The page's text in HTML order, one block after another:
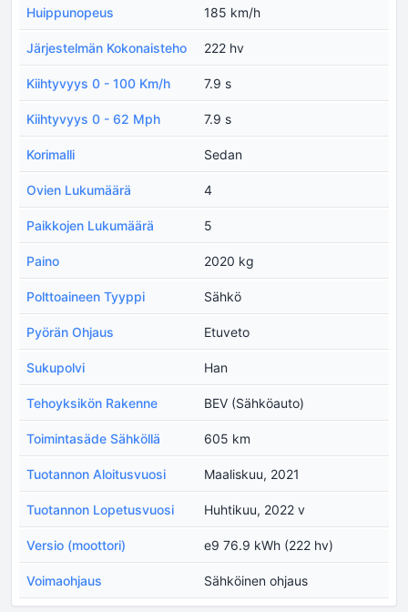
Huippunopeus 185 km/h
Järjestelmän Kokonaisteho 222 hv
Kiihtyvyys 0 - 100 Km/h 7.9 s
Kiihtyvyys 0 - 62 Mph 7.9 s
Korimalli Sedan
Ovien Lukumäärä 4
Paikkojen Lukumäärä 5
Paino 2020 kg
Polttoaineen Tyyppi Sähkö
Pyörän Ohjaus Etuveto
Sukupolvi Han
Tehoyksikön Rakenne BEV (Sähköauto)
Toimintasäde Sähköllä 605 km
Tuotannon Aloitusvuosi Maaliskuu, 2021
Tuotannon Lopetusvuosi Huhtikuu, 2022 v
Versio (moottori) e9 76.9 kWh (222 hv)
Voimaohjaus Sähköinen ohjaus